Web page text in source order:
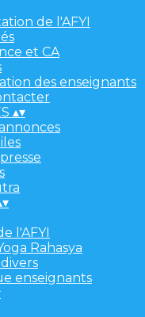
de l'AFYI
et CA
des enseignants
▴▾
▾
l'AFYI
Rahasya
enseignants